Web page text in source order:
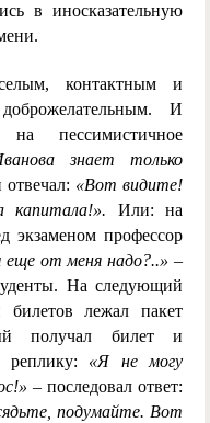
в иносказательную
контактным и
И
пессимистичное
знает только
отвечал: «Вот видите!
капитала!». Или: на
экзаменом профессор
от меня надо?..» –
На следующий
лежал пакет
получал билет и
«Я не могу
– последовал ответ:
подумайте. Вот